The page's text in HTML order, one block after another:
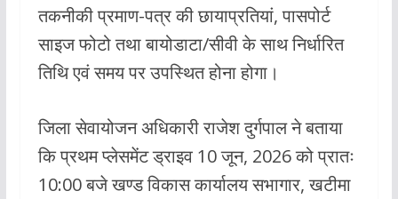
तकनीकी प्रमाण-पत्र की छायाप्रतियां, पासपोर्ट
साइज फोटो तथा बायोडाटा/सीवी के साथ निर्धारित
तिथि एवं समय पर उपस्थित होना होगा।
जिला सेवायोजन अधिकारी राजेश दुर्गपाल ने बताया
कि प्रथम प्लेसमेंट ड्राइव 10 जून, 2026 को प्रातः
10:00 बजे खण्ड विकास कार्यालय सभागार, खटीमा